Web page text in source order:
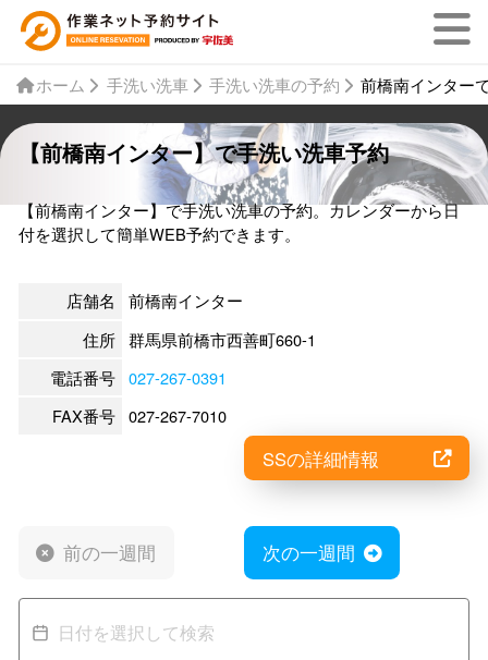
ホーム 手洗い洗車 手洗い洗車の予約 前橋南インター
【前橋南インター】で手洗い洗車予約
【前橋南インター】で手洗い洗車の予約。カレンダーから日
付を選択して簡単WEB予約できます。
店舗名
前橋南インター
住所 群馬県前橋市西善町660-1
電話番号 027-267-0391
FAX番号 027-267-7010
SSの詳細情報
前の一週間 次の一週間